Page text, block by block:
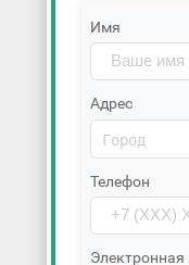
Имя
Адрес
Телефон
Электронная